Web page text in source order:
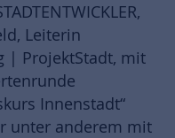
Leiterin
| ProjektStadt, mit
Innenstadt“
unter anderem mit